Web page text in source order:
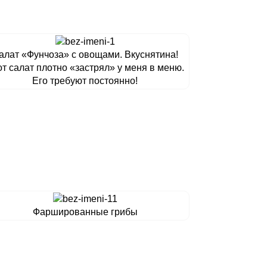
«Фунчоза» с овощами. Вкуснятина!
салат плотно «застрял» у меня в меню.
Его требуют постоянно!
Фаршированные грибы